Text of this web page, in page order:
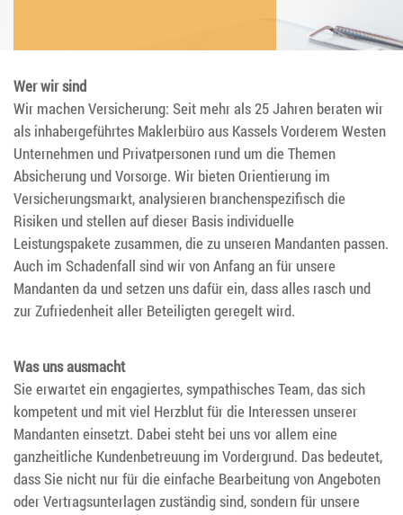
Wer wir sind
Wir machen Versicherung: Seit mehr als 25 Jahren beraten wir
als inhabergeführtes Maklerbüro aus Kassels Vorderem Westen
Unternehmen und Privatpersonen rund um die Themen
Absicherung und Vorsorge. Wir bieten Orientierung im
Versicherungsmarkt, analysieren branchenspezifisch die
Risiken und stellen auf dieser Basis individuelle
Leistungspakete zusammen, die zu unseren Mandanten passen.
Auch im Schadenfall sind wir von Anfang an für unsere
Mandanten da und setzen uns dafür ein, dass alles rasch und
zur Zufriedenheit aller Beteiligten geregelt wird.
Was uns ausmacht
Sie erwartet ein engagiertes, sympathisches Team, das sich
kompetent und mit viel Herzblut für die Interessen unserer
Mandanten einsetzt. Dabei steht bei uns vor allem eine
ganzheitliche Kundenbetreuung im Vordergrund. Das bedeutet,
dass Sie nicht nur für die einfache Bearbeitung von Angeboten
oder Vertragsunterlagen zuständig sind, sondern für unsere